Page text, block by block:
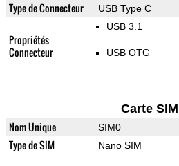
Type de Connecteur USB Type C
Propriétés
Connecteur
USB 3.1
USB OTG
Carte
Nom Unique SIM0
Type de SIM Nano SIM